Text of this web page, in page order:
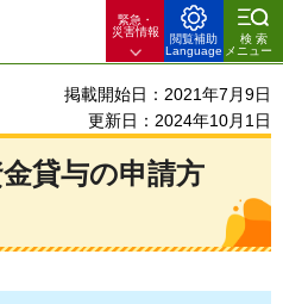
緊急・
災害情報
閲覧補助
Language
検索
メニュー
掲載開始日：2021年7月9日
更新日：2024年10月1日
貸与の申請方